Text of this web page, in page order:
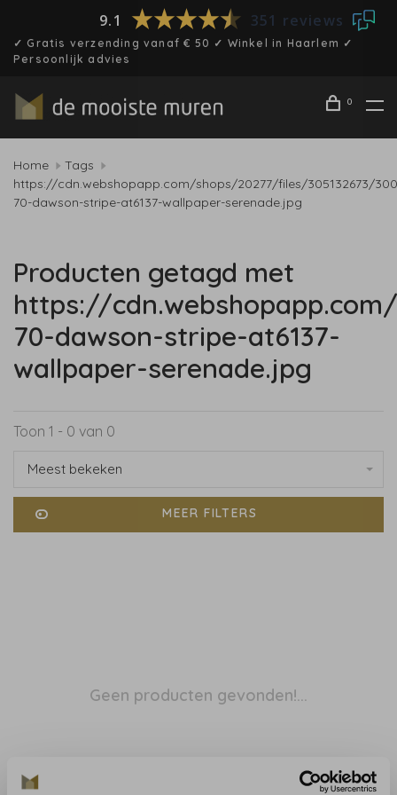
9.1 351 reviews
✓ Gratis verzending vanaf € 50 ✓ Winkel in Haarlem ✓
Persoonlijk advies
0
Home
Tags
https://cdn.webshopapp.com/shops/20277/files/305132673/
70-dawson-stripe-at6137-wallpaper-serenade.jpg
Producten getagd met
https://
70-dawson-stripe-at6137-
wallpaper-serenade.jpg
Toon 1 - 0 van 0
Meest bekeken
MEER FILTERS
Geen producten gevonden!...